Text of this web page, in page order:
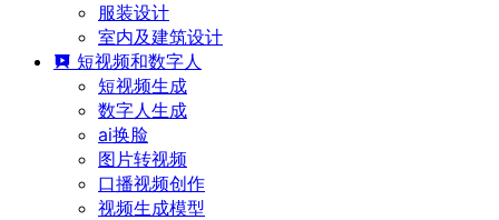
服装设计
室内及建筑设计
短视频和数字人
短视频生成
数字人生成
ai换脸
图片转视频
口播视频创作
视频生成模型